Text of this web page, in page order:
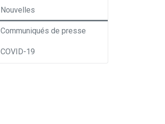
Nouvelles
Communiqués de presse
COVID-19